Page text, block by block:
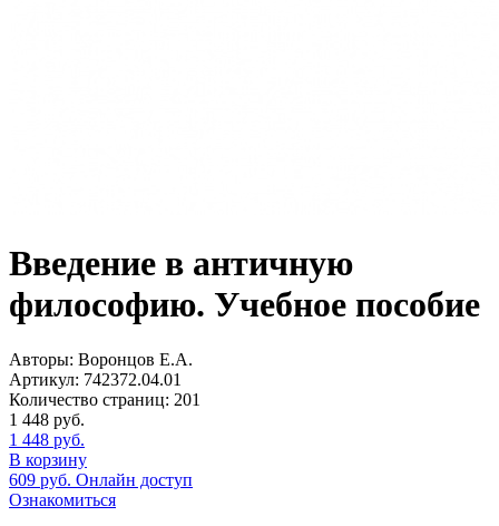
Введение в античную
философию. Учебное пособие
Авторы: Воронцов Е.А.
Артикул: 742372.04.01
Количество страниц: 201
1 448 руб.
1 448 руб.
В корзину
609 руб. Онлайн доступ
Ознакомиться